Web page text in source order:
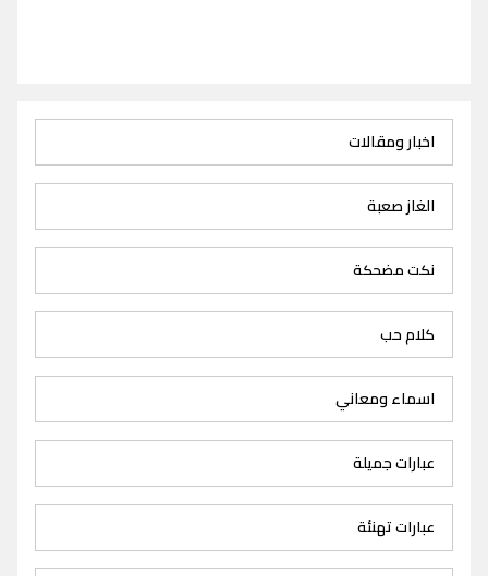
اخبار ومقالات
الغاز صعبة
نكت مضحكة
كلام حب
اسماء ومعاني
عبارات جميلة
عبارات تهنئة